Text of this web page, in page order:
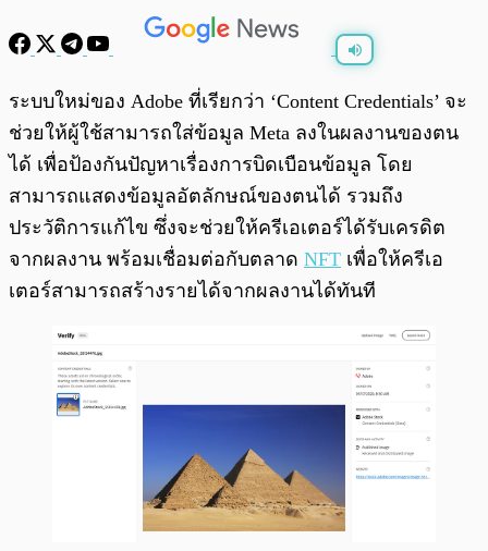
พร้อมเล่น
ระบบใหม่ของ Adobe ที่เรียกว่า ‘Content Credentials’ จะ
ช่วยให้ผู้ใช้สามารถใส่ข้อมูล Meta ลงในผลงานของตน
ได้ เพื่อป้องกันปัญหาเรื่องการบิดเบือนข้อมูล โดย
สามารถแสดงข้อมูลอัตลักษณ์ของตนได้ รวมถึง
ประวัติการแก้ไข ซึ่งจะช่วยให้ครีเอเตอร์ได้รับเครดิต
จากผลงาน พร้อมเชื่อมต่อกับตลาด NFT เพื่อให้ครีเอ
เตอร์สามารถสร้างรายได้จากผลงานได้ทันที